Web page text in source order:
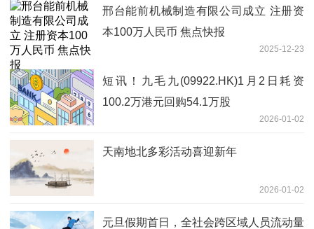
邢台能前机械制造有限公司成立 注册资
本100万人民币 焦点快报
2025-12-23
短讯！九毛九(09922.HK)1月2日耗资
100.2万港元回购54.1万股
2026-01-02
天南地北多彩活动喜迎新年
2026-01-02
元旦假期首日，全社会跨区域人员流动量